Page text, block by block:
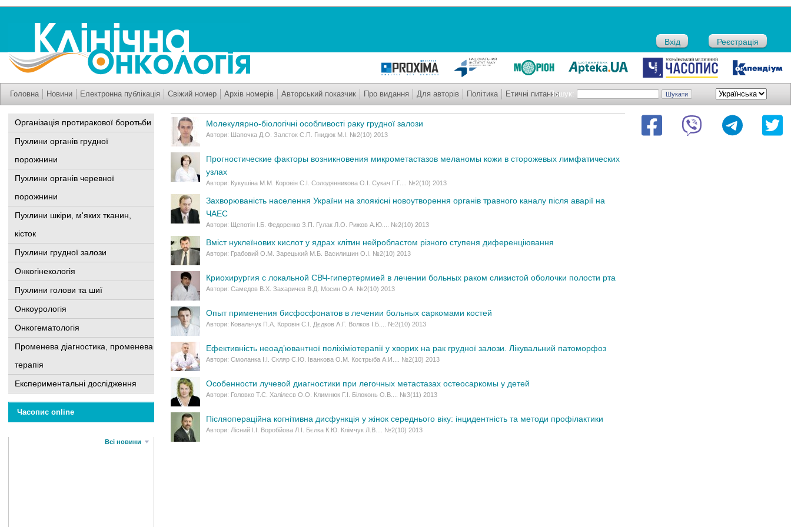
Вхід Реєстрація
Пошук:
Головна Новини Електронна публікація Свіжий номер Архів номерів Авторський показчик Про видання Для авторів Політика Етичні питання
Організація протиракової боротьби
Пухлини органів грудної
порожнини
Пухлини органів черевної
порожнини
Пухлини шкіри, м'яких тканин,
кісток
Пухлини грудної залози
Онкогінекологія
Пухлини голови та шиї
Онкоурологія
Онкогематологія
Променева діагностика, променева
терапія
Експериментальні дослідження
Часопис online
Всі новини
Молекулярно-біологічні особливості раку грудної залози
Автори: Шапочка Д.О. Залєток С.П. Гнидюк М.І. №2(10) 2013
Прогностические факторы возникновения микрометастазов меланомы кожи в сторожевых лимфатических
узлах
Автори: Кукушіна М.М. Коровін С.І. Солодянникова О.І. Сукач Г.Г.... №2(10) 2013
Захворюваність населення України на злоякісні новоутворення органів травного каналу після аварії на
ЧАЕС
Автори: Щепотін І.Б. Федоренко З.П. Гулак Л.О. Рижов А.Ю.... №2(10) 2013
Вміст нуклеїнових кислот у ядрах клітин нейробластом різного ступеня диференціювання
Автори: Грабовий О.М. Зарецький М.Б. Василишин О.І. №2(10) 2013
Криохирургия с локальной СВЧ‑гипертермией в лечении больных раком слизистой оболочки полости рта
Автори: Самедов В.Х. Захаричев В.Д. Мосин О.А. №2(10) 2013
Опыт применения бисфосфонатов в лечении больных саркомами костей
Автори: Ковальчук П.А. Коровін С.І. Дєдков А.Г. Волков І.Б.... №2(10) 2013
Ефективність неоад’ювантної поліхіміотерапії у хворих на рак грудної залози. Лікувальний патоморфоз
Автори: Смоланка І.І. Скляр С.Ю. Іванкова О.М. Кострыба А.И.... №2(10) 2013
Особенности лучевой диагностики при легочных метастазах остеосаркомы у детей
Автори: Головко Т.С. Халілеєв О.О. Климнюк Г.І. Білоконь О.В.... №3(11) 2013
Післяопераційна когнітивна дисфункція у жінок середнього віку: інцидентність та методи профілактики
Автори: Лісний І.І. Воробйова Л.І. Бєлка К.Ю. Клімчук Л.В.... №2(10) 2013